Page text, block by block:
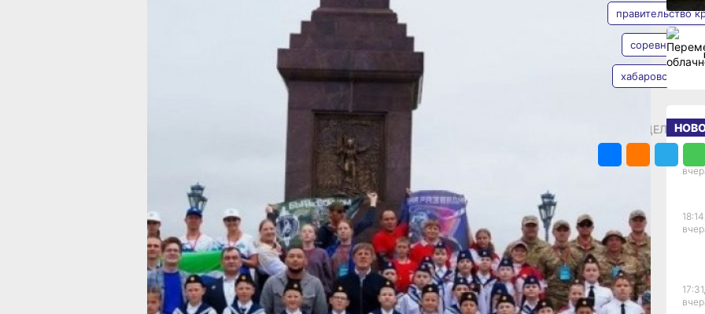
Мероприятия вошли в план реализации нацпроекта
Движение первых / khabkrai.ru
В регионе завершены региональные этапы Всероссийских
военно‑патриотических игр «Семейная Зарница» (6+)
и «Зарница 2.0» (6+), сообщает пресс‑служба губернатора
и правительства Хабаровского края. К участию были
привлечены 3 семейных отряда и 7 детских команд
из разных муниципальных районов края.
Соревновательная программа предусматривала
комплексную оценку навыков участников. В «Семейной
Зарнице» акцент был сделан на совместных действиях:
наряду с физическими и тактическими испытаниями семьи
выполняли творческое задание — изготавливали
упрощённые модели военной техники и применяли их в
рамках игрового сценария.
В «Зарнице 2.0» оценивались знания и практические умения
по ряду направлений: строевая подготовка, основы оказания
первой помощи, знание истории Отечества. Дополнительно
проводились викторина и спортивная игра.
Результаты регионального этапа: в «Семейной Зарнице»
правительство
соревнование
хабаровский край
ПОДЕЛИТЬСЯ
18:14,
17:31,